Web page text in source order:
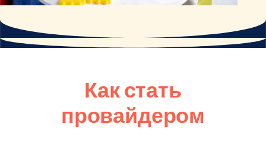
Как стать
провайдером